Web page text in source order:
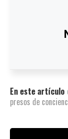
En este artículo
presos de